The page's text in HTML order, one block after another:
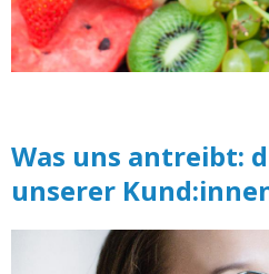
Was uns antreibt:
unserer